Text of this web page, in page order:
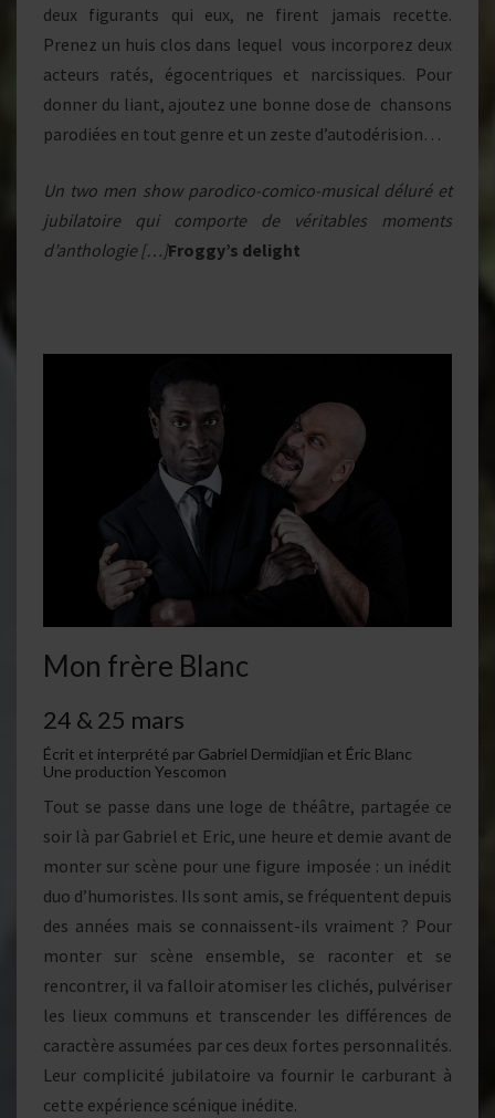
deux figurants qui eux, ne firent jamais recette.
Prenez un huis clos dans lequel vous incorporez deux
acteurs ratés, égocentriques et narcissiques. Pour
donner du liant, ajoutez une bonne dose de chansons
parodiées en tout genre et un zeste d’autodérision…
Un two men show parodico-comico-musical déluré et
jubilatoire qui comporte de véritables moments
d’anthologie […]Froggy’s delight
Mon frère Blanc
24 & 25 mars
Écrit et interprété par Gabriel Dermidjian et Éric Blanc
Une production Yescomon
Tout se passe dans une loge de théâtre, partagée ce
soir là par Gabriel et Eric, une heure et demie avant de
monter sur scène pour une figure imposée : un inédit
duo d’humoristes. Ils sont amis, se fréquentent depuis
des années mais se connaissent-ils vraiment ? Pour
monter sur scène ensemble, se raconter et se
rencontrer, il va falloir atomiser les clichés, pulvériser
les lieux communs et transcender les différences de
caractère assumées par ces deux fortes personnalités.
Leur complicité jubilatoire va fournir le carburant à
cette expérience scénique inédite.